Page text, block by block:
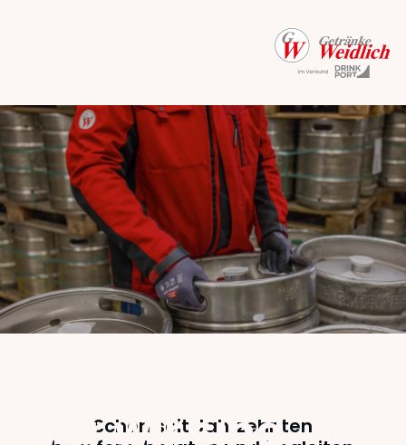
Wer wir sind
Schon seit Jahrzehnten